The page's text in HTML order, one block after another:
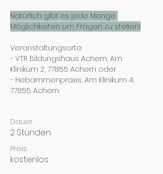
Natürlich gibt es jede Menge
Möglichkeiten um Fragen zu stellen!
Veranstaltungsorte:
- VTR Bildungshaus Achern, Am
Klinikum 2, 77855 Achern oder
- Hebammenpraxis, Am Klinikum 4,
77855 Achern
Dauer
2 Stunden
Preis
kostenlos